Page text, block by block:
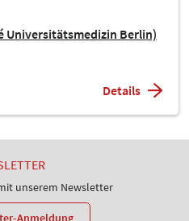
Universitätsmedizin Berlin)
Details
unserem Newsletter
Anmeldung